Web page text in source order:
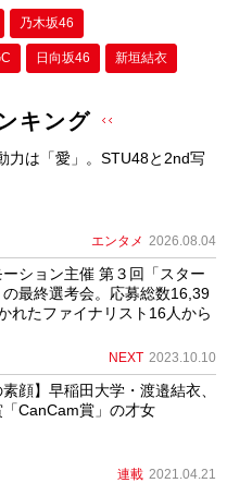
乃木坂46
日向坂46 新垣結衣
キング
力は「愛」。STU48と2nd写
エンタメ 2026.08.04
ション主催 第３回「スター
最終選考会。応募総数16,39
れたファイナリスト16人から
NEXT 2023.10.10
顔】早稲田大学・渡邉結衣、
CanCam賞」の才女
連載 2021.04.21